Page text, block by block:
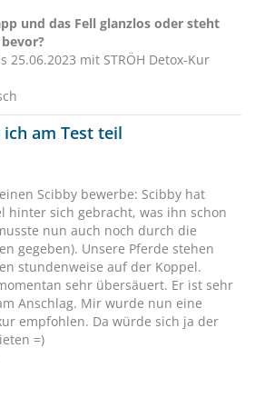
und das Fell glanzlos oder steht
25.06.2023 mit STRÖH Detox-Kur
am Test teil
Scibby bewerbe: Scibby hat
hinter sich gebracht, was ihn schon
nun auch noch durch die
gegeben). Unsere Pferde stehen
stundenweise auf der Koppel.
sehr übersäuert. Er ist sehr
Anschlag. Mir wurde nun eine
empfohlen. Da würde sich ja der
=)